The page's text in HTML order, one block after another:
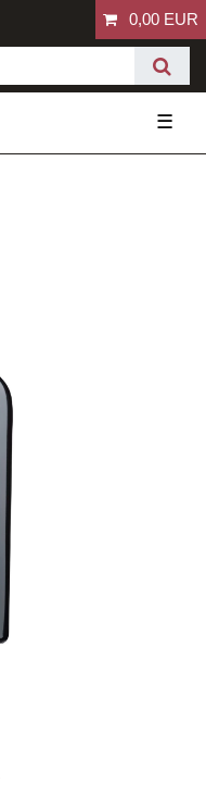
0,00 EUR
☰